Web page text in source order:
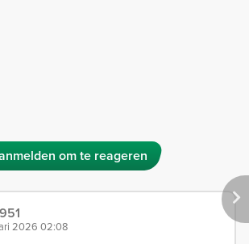
om te reageren
2026 02:08